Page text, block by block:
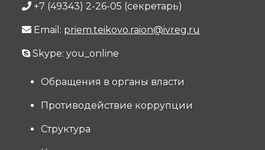
+7 (49343) 2-26-05 (секретарь)
Email: priem.teikovo.raion@ivreg.ru
Skype: you_online
Обращения в органы власти
Противодействие коррупции
Структура